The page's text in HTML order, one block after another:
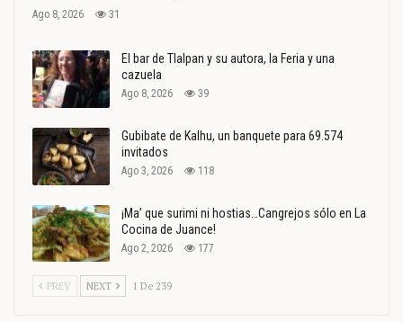
Ago 8, 2026 31
El bar de Tlalpan y su autora, la Feria y una
cazuela
Ago 8, 2026 39
Gubibate de Kalhu, un banquete para 69.574
invitados
Ago 3, 2026 118
¡Ma’ que surimi ni hostias…Cangrejos sólo en La
Cocina de Juance!
Ago 2, 2026 177
PREV NEXT 1 De 239